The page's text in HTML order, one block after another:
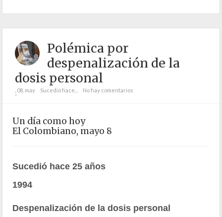
Polémica por
despenalización de la
dosis personal
;08. may Sucedió hace... No hay comentarios
Un día como hoy
El Colombiano, mayo 8
Sucedió hace 25 años
1994
Despenalización de la dosis personal